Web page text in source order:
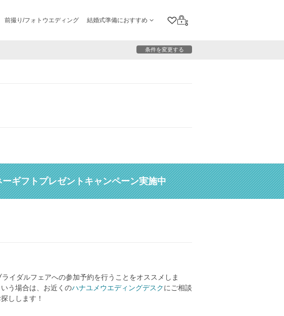
前撮り/フォトウエディング 結婚式準備におすすめ
クリップリスト
ログイン
条件を変更する
ギフトプレゼントキャンペーン実施中
イダルフェアへの参加予約を行うことをオススメしま
う場合は、お近くのハナユメウエディングデスクにご相談
しします！